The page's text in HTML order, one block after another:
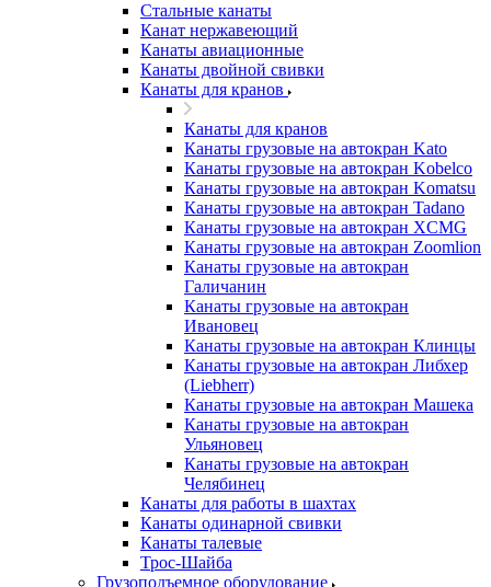
Стальные канаты
Канат нержавеющий
Канаты авиационные
Канаты двойной свивки
Канаты для кранов
Канаты для кранов
Канаты грузовые на автокран Kato
Канаты грузовые на автокран Kobelco
Канаты грузовые на автокран Komatsu
Канаты грузовые на автокран Tadano
Канаты грузовые на автокран XCMG
Канаты грузовые на автокран Zoomlion
Канаты грузовые на автокран
Галичанин
Канаты грузовые на автокран
Ивановец
Канаты грузовые на автокран Клинцы
Канаты грузовые на автокран Либхер
(Liebherr)
Канаты грузовые на автокран Машека
Канаты грузовые на автокран
Ульяновец
Канаты грузовые на автокран
Челябинец
Канаты для работы в шахтах
Канаты одинарной свивки
Канаты талевые
Трос-Шайба
Грузоподъемное оборудование